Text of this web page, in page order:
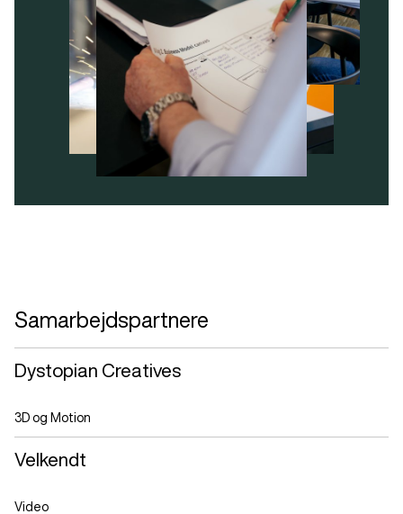
Samarbejdspartnere
Dystopian Creatives
3D og Motion
Velkendt
Video